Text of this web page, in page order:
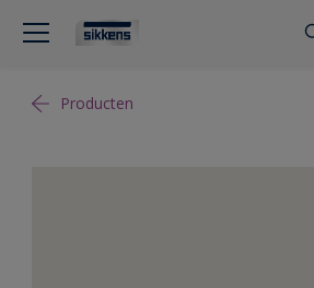
Producten